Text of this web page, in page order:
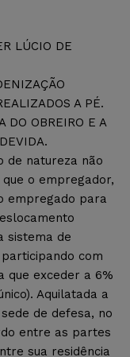
LÚCIO DE
A PÉ.
DO OBREIRO E A
de natureza não
o empregador,
empregado para
sistema de
com
que exceder a 6%
Aquilatada a
de defesa, no
entre as partes
sua residência